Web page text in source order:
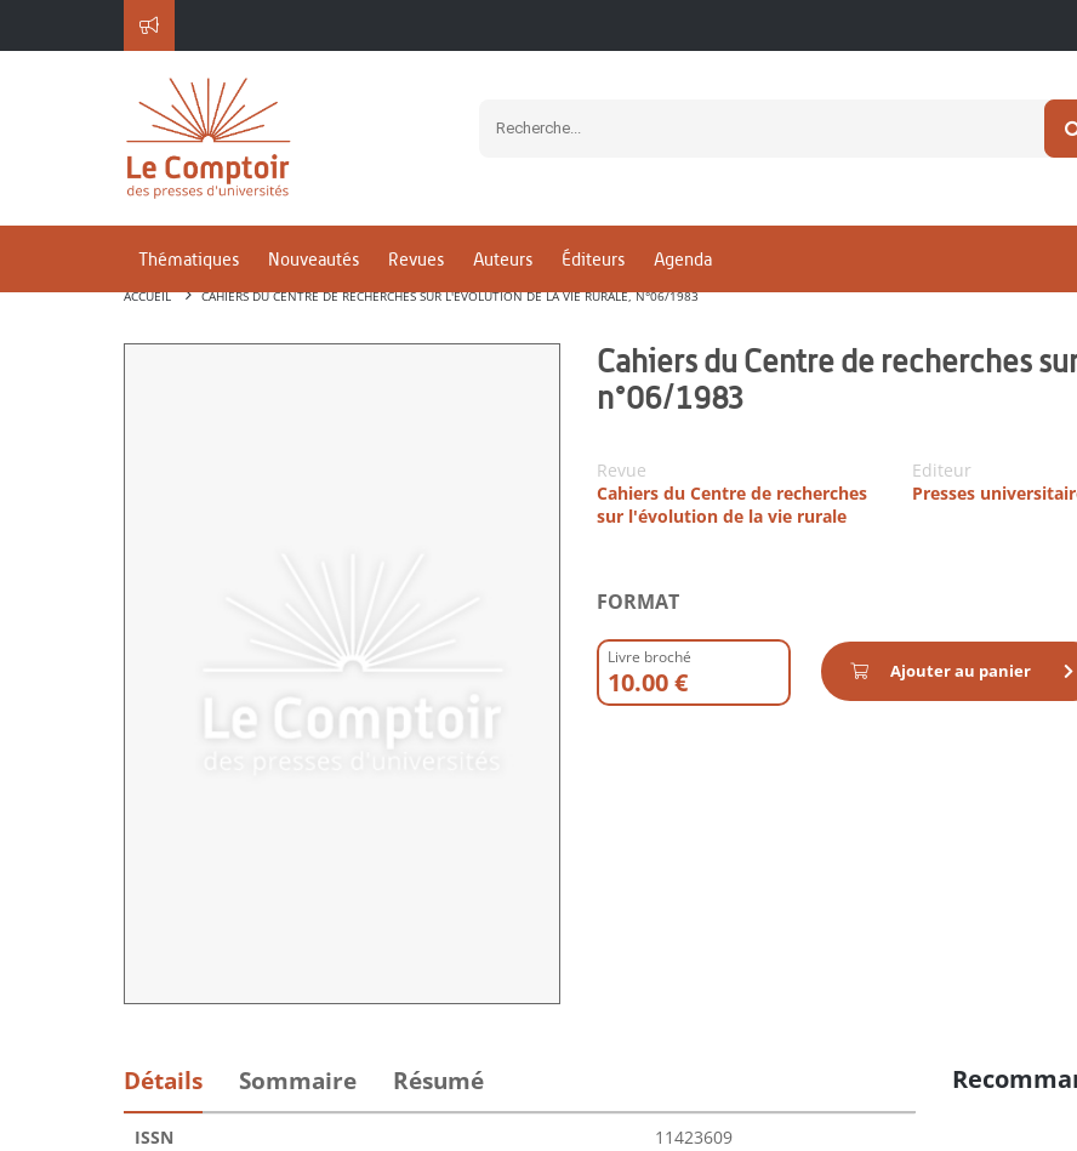
Thématiques Nouveautés Revues Auteurs Éditeurs Agenda
ACCUEIL CAHIERS DU CENTRE DE RECHERCHES SUR L'ÉVOLUTION DE LA VIE RURALE, N°06/1983
Cahiers du Centre de recherches
n°06/1983
Revue
Cahiers du Centre de recherches
sur l'évolution de la vie rurale
Editeur
Presses
FORMAT
Livre broché
10.00 € Ajouter au panier
Détails Sommaire Résumé
ISSN 11423609